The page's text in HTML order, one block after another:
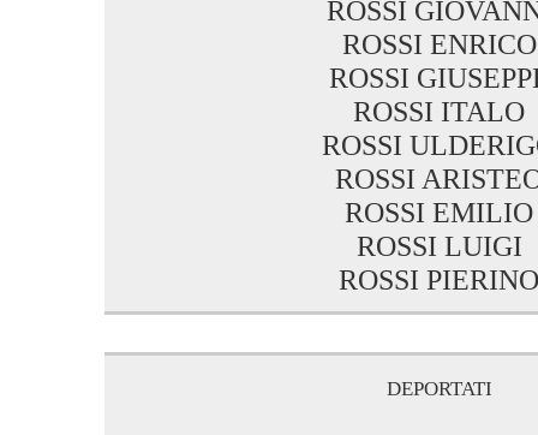
ROSSI
ROSSI ENRICO
ROSSI
ROSSI ITALO
ROSSI
ROSSI
ROSSI EMILIO
ROSSI LUIGI
ROSSI PIERINO
deportati